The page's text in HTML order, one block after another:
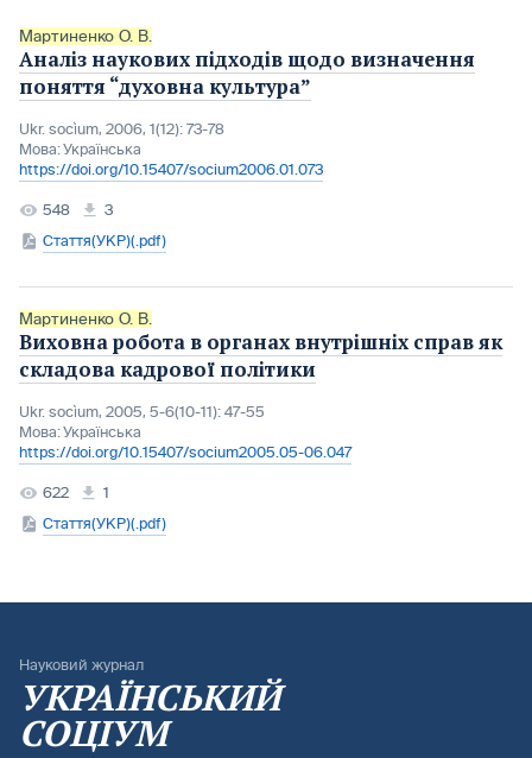
Мартиненко О. В.
Аналіз наукових підходів щодо визначення
поняття “духовна культура”
Ukr. socìum, 2006, 1(12): 73-78
Мова:Українська
https://doi.org/10.15407/socium2006.01.073
548
3
Стаття(УКР)(.pdf)
Мартиненко О. В.
Виховна робота в органах внутрішніх справ як
складова кадрової політики
Ukr. socìum, 2005, 5-6(10-11): 47-55
Мова:Українська
https://doi.org/10.15407/socium2005.05-06.047
622
1
Стаття(УКР)(.pdf)
Науковий журнал
УКРАЇНСЬКИЙ
СОЦІУМ